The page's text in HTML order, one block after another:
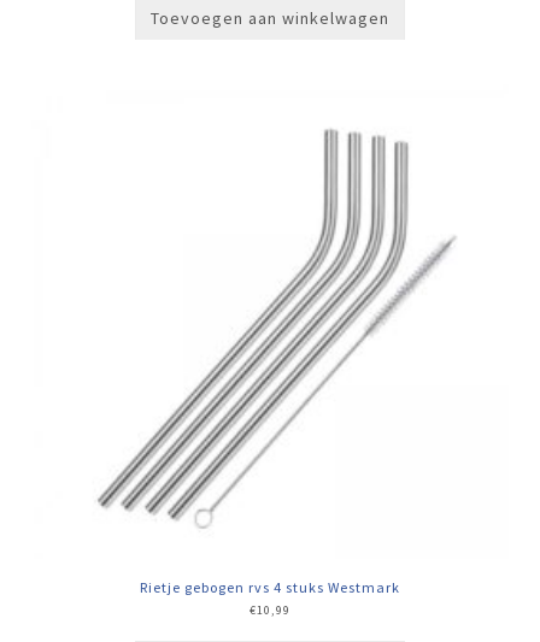
Toevoegen aan winkelwagen
Rietje gebogen rvs 4 stuks Westmark
€10,99